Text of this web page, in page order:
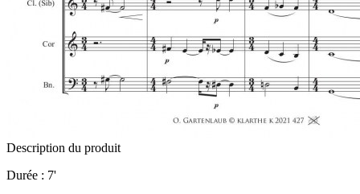
Description du produit
Durée : 7'